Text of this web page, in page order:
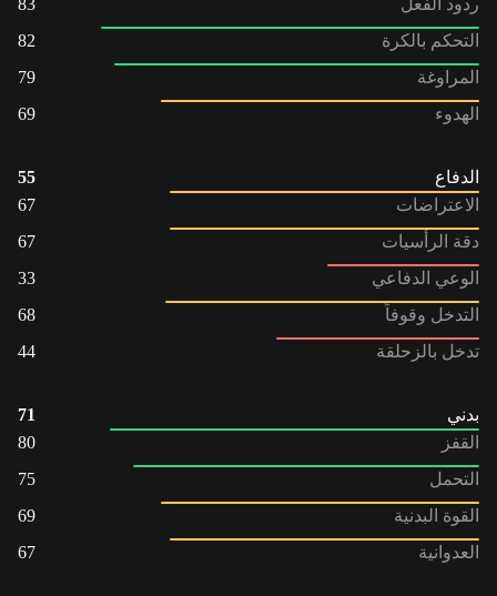
التحكم بالكرة
82
المراوغة
79
الهدوء
69
الدفاع
55
الاعتراضات
67
دقة الرأسيات
67
الوعي الدفاعي
33
التدخل وقوفاً
68
تدخل بالزحلقة
44
بدني
71
القفز
80
التحمل
75
القوة البدنية
69
العدوانية
67